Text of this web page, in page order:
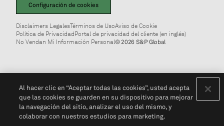
Configuración de cookies
Disclaimers LegalesTérminos de UsoAviso de Cookie
Política de PrivacidadPortal de privacidad del cliente (en inglés)
No Vendan Mi Información Personal© 2026 S&P Global
Al hacer clic en “Aceptar todas las cookies”, usted acepta
que las cookies se guarden en su dispositivo para mejorar
la navegación del sitio, analizar el uso del mismo, y
colaborar con nuestros estudios para marketing.